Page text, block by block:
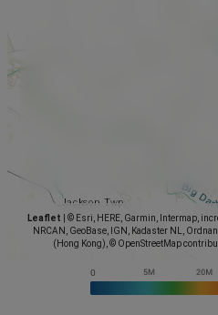
Leaflet
© Esri, HERE, Garmin, Intermap,
NRCAN, GeoBase, IGN, Kadaster NL,
(Hong Kong), © OpenStreetMap